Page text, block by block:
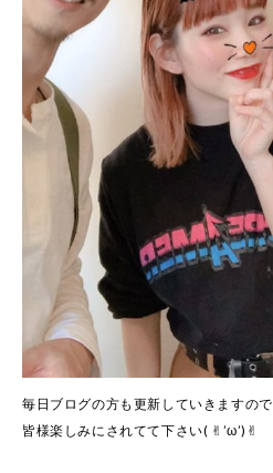
毎日ブログの方も更新していきますので
皆様楽しみにされてて下さい( ✌︎’ω’)✌︎